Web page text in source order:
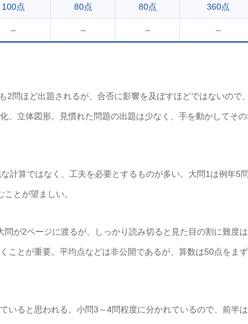
100点
80点
80点
360点
– – – –
問ほど出題されるが、合否に影響を及ぼすほどではないので、
、立体図形。見慣れた問題の出題は少なく、手を動かしてそ
計算ではなく、工夫を必要とするものが多い。大問1は例年5
とが望ましい。
が2ページに渡るが、しっかり読み切ると見た目の割に難度
ことが重要。平均点などは非公開であるが、算数は50点をま
いると思われる。小問3～4問程度に分かれているので、前半は